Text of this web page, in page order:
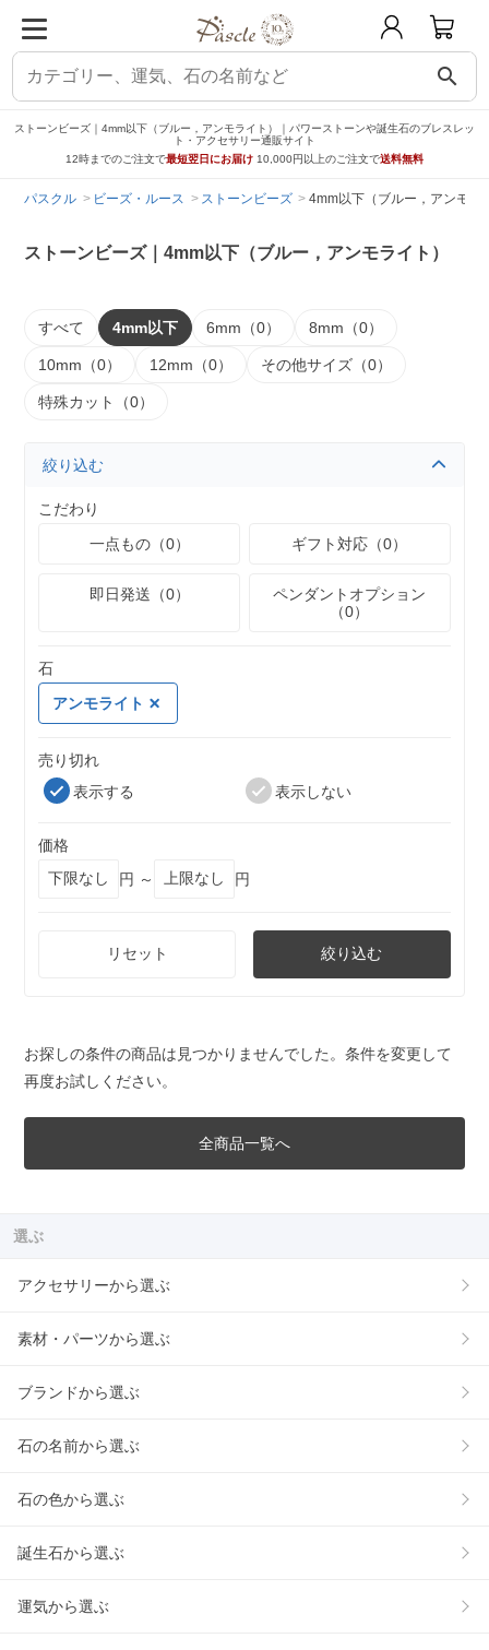
search
ストーンビーズ｜4mm以下（ブルー，アンモライト）｜パワーストーンや誕生石のブレスレッ
ト・アクセサリー通販サイト
12時までのご注文で最短翌日にお届け 10,000円以上のご注文で送料無料
パスクル ビーズ・ルース ストーンビーズ 4mm以下（ブルー，アンモラ
ストーンビーズ｜4mm以下（ブルー，アンモライト）
すべて 4mm以下 6mm（0） 8mm（0）
10mm（0） 12mm（0） その他サイズ（0）
特殊カット（0）
絞り込む
こだわり
一点もの（0）
ギフト対応（0）
即日発送（0）
ペンダントオプション
（0）
石
アンモライト
売り切れ
表示する
表示しない
価格
円 ～
円
リセット 絞り込む
お探しの条件の商品は見つかりませんでした。条件を変更して
再度お試しください。
全商品一覧へ
選ぶ
アクセサリーから選ぶ
素材・パーツから選ぶ
ブランドから選ぶ
石の名前から選ぶ
石の色から選ぶ
誕生石から選ぶ
運気から選ぶ